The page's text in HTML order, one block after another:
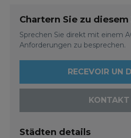
Chartern Sie zu diesem
Sprechen Sie direkt mit einem
Anforderungen zu besprechen.
RECEVOIR UN
KONTAKT
Städten details